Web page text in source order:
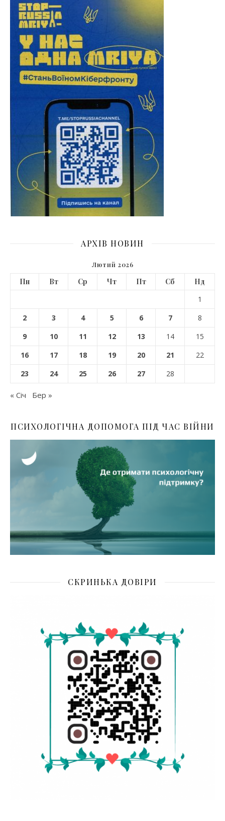
АРХІВ НОВИН
Лютий 2026
Пн Вт Ср Чт Пт Сб
Нд
1
2
3 4 5 6 7
8
9
10 11 12 13 14
15
16
17 18 19 20 21
22
23
24 25 26 27 28
« Січ Бер »
ПСИХОЛОГІЧНА ДОПОМОГА ПІД ЧАС ВІЙНИ
СКРИНЬКА ДОВІРИ